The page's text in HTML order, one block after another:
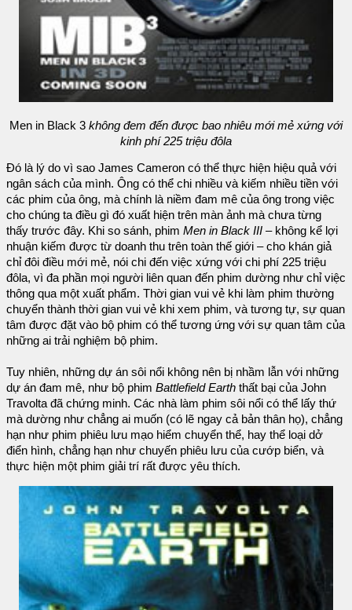
Men in Black 3 không đem đến được bao nhiêu mới mẻ xứng với
kinh phí 225 triệu đôla
Đó là lý do vì sao James Cameron có thể thực hiện hiệu quả với
ngân sách của mình. Ông có thể chi nhiều và kiếm nhiều tiền với
các phim của ông, mà chính là niềm đam mê của ông trong việc
cho chúng ta điều gì đó xuất hiện trên màn ảnh mà chưa từng
thấy trước đây. Khi so sánh, phim Men in Black III – không kể lợi
nhuận kiếm được từ doanh thu trên toàn thế giới – cho khán giả
chỉ đôi điều mới mẻ, nói chi đến việc xứng với chi phí 225 triệu
đôla, vì đa phần mọi người liên quan đến phim dường như chỉ việc
thông qua một xuất phẩm. Thời gian vui vẻ khi làm phim thường
chuyển thành thời gian vui vẻ khi xem phim, và tương tự, sự quan
tâm được đặt vào bộ phim có thể tương ứng với sự quan tâm của
những ai trải nghiệm bộ phim.
Tuy nhiên, những dự án sôi nổi không nên bị nhầm lẫn với những
dự án đam mê, như bộ phim Battlefield Earth thất bại của John
Travolta đã chứng minh. Các nhà làm phim sôi nổi có thể lấy thứ
mà dường như chẳng ai muốn (có lẽ ngay cả bản thân họ), chẳng
hạn như phim phiêu lưu mạo hiểm chuyển thể, hay thể loại dở
điển hình, chẳng hạn như chuyến phiêu lưu của cướp biển, và
thực hiện một phim giải trí rất được yêu thích.